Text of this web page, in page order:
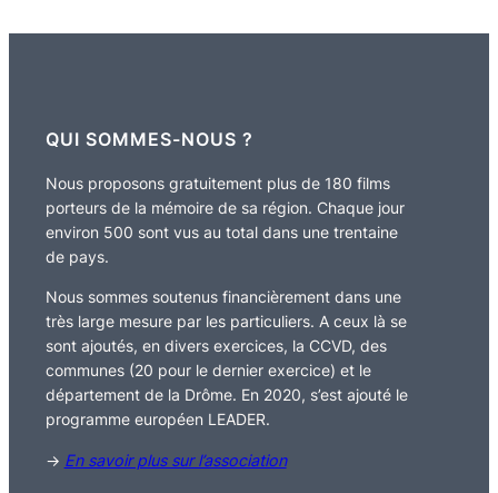
QUI SOMMES-NOUS ?
Nous proposons gratuitement plus de 180 films
porteurs de la mémoire de sa région. Chaque jour
environ 500 sont vus au total dans une trentaine
de pays.
Nous sommes soutenus financièrement dans une
très large mesure par les particuliers. A ceux là se
sont ajoutés, en divers exercices, la CCVD, des
communes (20 pour le dernier exercice) et le
département de la Drôme. En 2020, s’est ajouté le
programme européen LEADER.
→ En savoir plus sur l’association